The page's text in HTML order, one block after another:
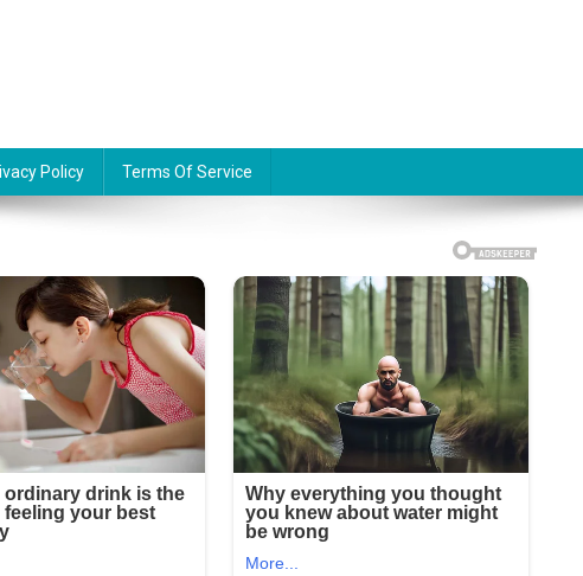
Policy Terms Of Service